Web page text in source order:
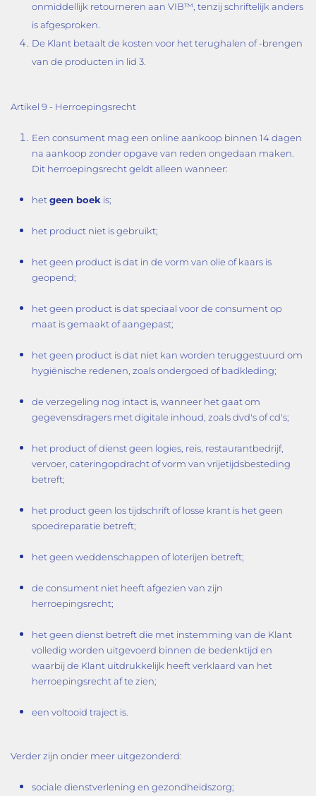
onmiddellijk retourneren aan VIB™, tenzij schriftelijk anders
is afgesproken.
De Klant betaalt de kosten voor het terughalen of -brengen
van de producten in lid 3.
Artikel 9 - Herroepingsrecht
Een consument mag een online aankoop binnen 14 dagen
na aankoop zonder opgave van reden ongedaan maken.
Dit herroepingsrecht geldt alleen wanneer:
hetgeen boek is;
het product niet is gebruikt;
het geen product is dat in de vorm van olie of kaars is
geopend;
het geen product is dat speciaal voor de consument op
maat is gemaakt of aangepast;
het geen product is dat niet kan worden teruggestuurd om
hygiënische redenen, zoals ondergoed of badkleding;
de verzegeling nog intact is, wanneer het gaat om
gegevensdragers met digitale inhoud, zoals dvd's of cd's;
het product of dienst geen logies, reis, restaurantbedrijf,
vervoer, cateringopdracht of vorm van vrijetijdsbesteding
betreft;
het product geen los tijdschrift of losse krant is het geen
spoedreparatie betreft;
het geen weddenschappen of loterijen betreft;
de consument niet heeft afgezien van zijn
herroepingsrecht;
het geen dienst betreft die met instemming van de Klant
volledig worden uitgevoerd binnen de bedenktijd en
waarbij de Klant uitdrukkelijk heeft verklaard van het
herroepingsrecht af te zien;
een voltooid traject is.
Verder zijn onder meer uitgezonderd:
sociale dienstverlening en gezondheidszorg;